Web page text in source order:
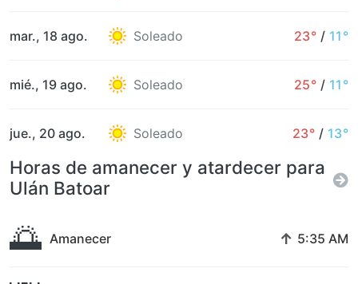
mar., 18 ago. Soleado 23° / 11°
mié., 19 ago. Soleado 25° / 11°
jue., 20 ago. Soleado 23° / 13°
Horas de amanecer y atardecer para
Ulán Batoar
🌅 Amanecer ↑ 5:35 AM